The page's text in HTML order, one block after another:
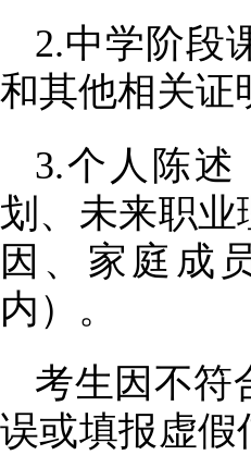
2.中学阶段
和其他相关证
3.个人陈
划、未来职
因、家庭成
内）。
考生因不符
误或填报虚假